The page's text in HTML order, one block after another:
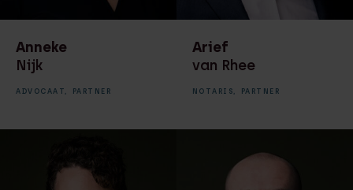
financiele processen
Recruiter
Secretaresse
Anneke
Nijk
ADVOCAAT, PARTNER
Arief
van Rhee
NOTARIS, PARTNER